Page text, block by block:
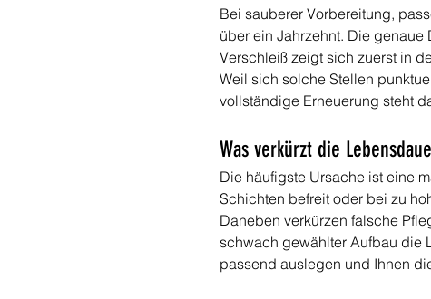
Bei sauberer Vorbereitung,
über ein Jahrzehnt. Die
Verschleiß zeigt sich zuerst in
Weil sich solche Stellen
vollständige Erneuerung steht
Was verkürzt die
Die häufigste Ursache ist eine
Schichten befreit oder bei zu
Daneben verkürzen falsche
schwach gewählter Aufbau die
passend auslegen und Ihnen